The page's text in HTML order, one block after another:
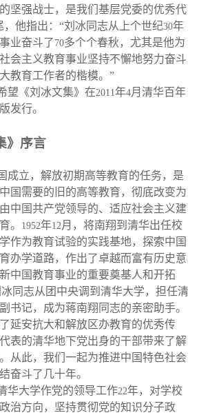
坚强战士，是我们基层党委的优秀代
，他指出：“刘冰同志从上个世纪30年
业奋斗了70多个个春秋，尤其是他为
会主义教育事业坚持不懈地努力奋斗
教育工作者的楷模。”
望《刘冰文集》在2011年4月清华百年
发行。
》序言
成立，解放初期高等教育的任务，是
国需要的旧的高等教育，彻底改变为
中国共产党领导的、适应社会主义建
。
1952年12月，将南翔到清华出任校
作为教育试验的实践基地，探索中国
办学道路，作出了卓越而富有历史意
中国教育事业的重要奠基人和开拓
冰同志从团中央调到清华大学，担任清
书记，成为蒋南翔同志的亲密助手。
延安抗大和解放区办教育的优秀传
表的清华地下党出身的干部带来了解
从此，我们一起为推进中国特色社会
奋斗了几十年。
华大学作党的领导工作22年，对学校
治方向，坚持贯彻党的知识分子政